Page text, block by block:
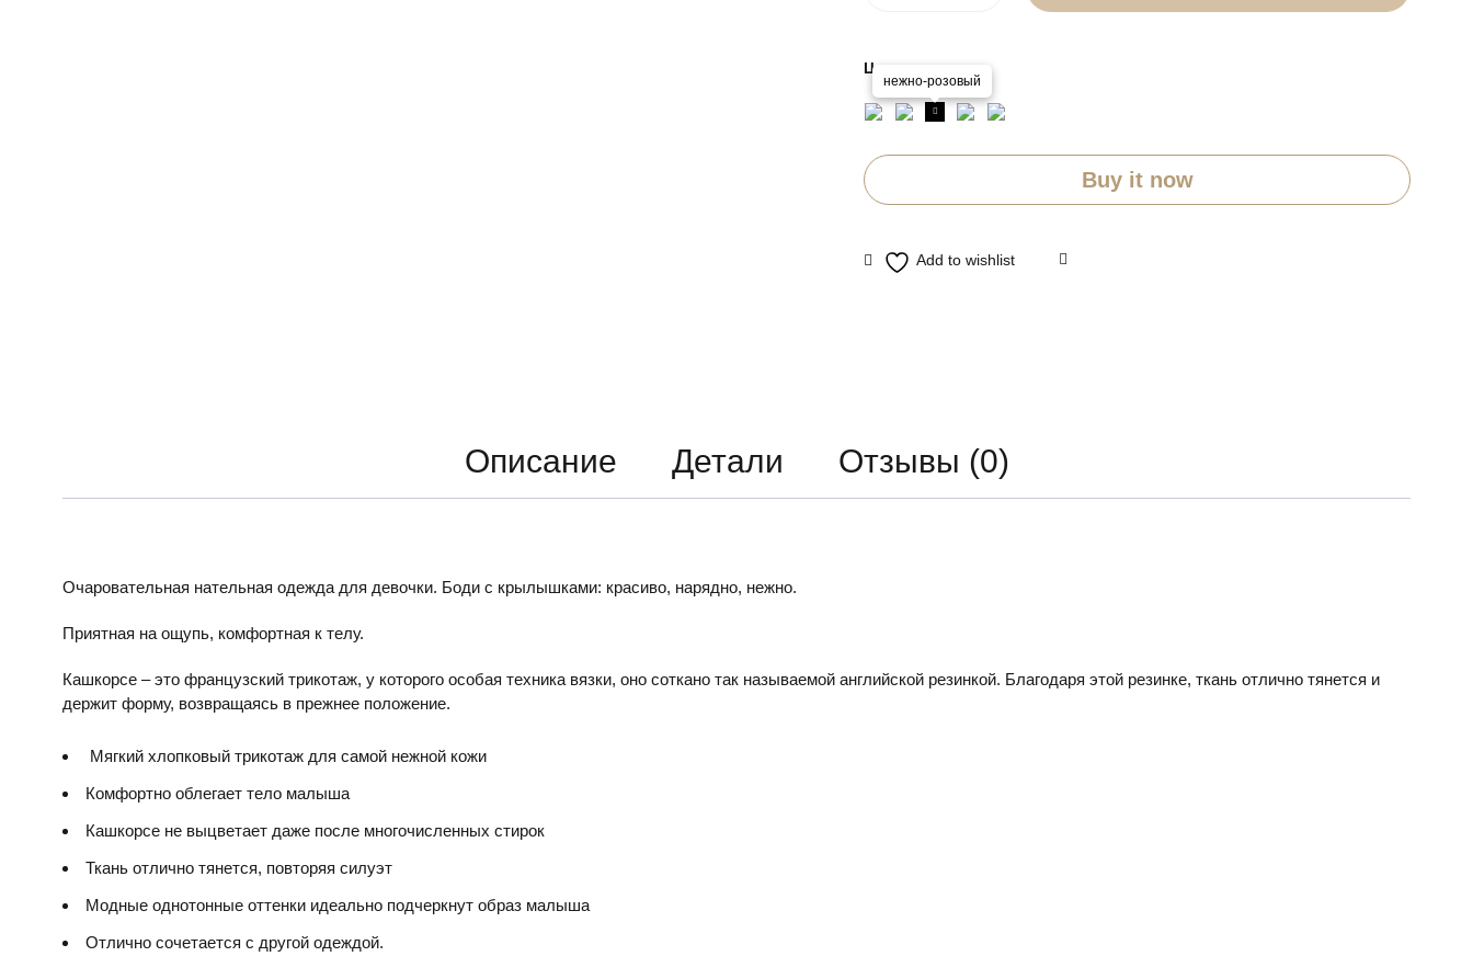
Цвет
нежно-розовый
Buy it now
Описание Детали Отзывы (0)
Очаровательная нательная одежда для девочки. Боди с крылышками: красиво, нарядно, нежно.
Приятная на ощупь, комфортная к телу.
Кашкорсе – это французский трикотаж, у которого особая техника вязки, оно соткано так называемой английской резинкой. Благодаря этой резинке, ткань отлично тянется и
держит форму, возвращаясь в прежнее положение.
Мягкий хлопковый трикотаж для самой нежной кожи
Комфортно облегает тело малыша
Кашкорсе не выцветает даже после многочисленных стирок
Ткань отлично тянется, повторяя силуэт
Модные однотонные оттенки идеально подчеркнут образ малыша
Отлично сочетается с другой одеждой.